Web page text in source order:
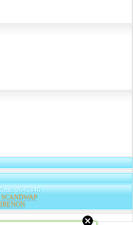
9645346
SCANDWAP
IRENON